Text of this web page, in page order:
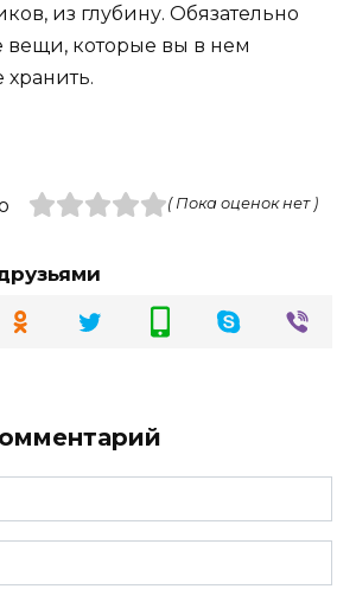
из глубину. Обязательно
вещи, которые вы в нем
хранить.
( Пока оценок нет )